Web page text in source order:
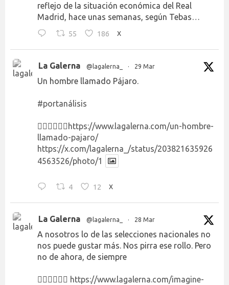
reflejo de la situación económica del Real
Madrid, hace unas semanas, según Tebas…
55 186 X
La Galerna @lagalerna_ · 29 Mar
Un hombre llamado Pájaro.
#portanálisis
👉🏻👉🏻👉🏻 https://www.lagalerna.com/un-hombre-
llamado-pajaro/
https://x.com/lagalerna_/status/203821635926
4563526/photo/1
4 12 X
La Galerna @lagalerna_ · 28 Mar
A nosotros lo de las selecciones nacionales no
nos puede gustar más. Nos pirra ese rollo. Pero
no de ahora, de siempre
👉🏻👉🏻👉🏻 https://www.lagalerna.com/imagine-